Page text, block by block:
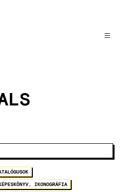
IKONOGRÁFIA